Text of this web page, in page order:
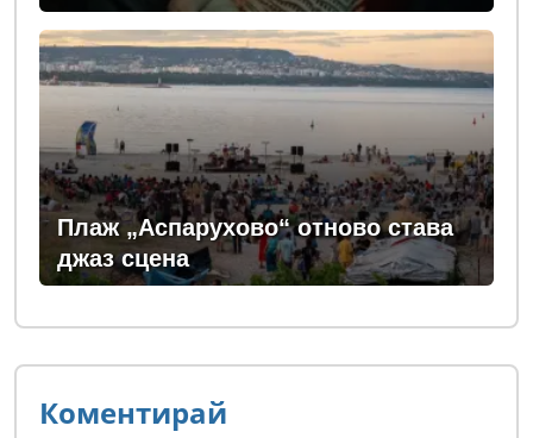
Плаж „Аспарухово“ отново става
джаз сцена
Коментирай